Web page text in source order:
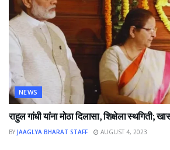
NEWS
राहुल गांधी यांना मोठा दिलासा, शिक्षेला स्थगिती;
BY JAAGLYA BHARAT STAFF AUGUST 4, 2023